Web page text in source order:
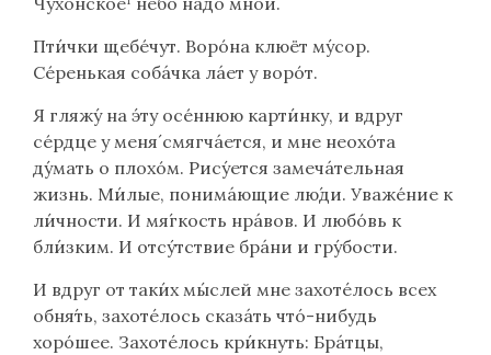
Пти́чки щебéчут. Ворóна клюёт му́сор.
Сéренькая собáчка лáет у ворóт.
Я гляжу́ на э́ту осéннюю карти́нку, и вдруг
сéрдце у меня́ смягчáется, и мне неохóта
ду́мать о плохóм. Рису́ется замечáтельная
жизнь. Ми́лые, понимáющие лю́ди. Уважéние к
ли́чности. И мя́гкость нрáвов. И любóвь к
бли́зким. И отсýтствие брáни и гру́бости.
И вдруг от таки́х мы́слей мне захоте́лось всех
обня́ть, захоте́лось сказáть что́-нибудь
хорóшее. Захоте́лось кри́кнуть: Брáтцы,